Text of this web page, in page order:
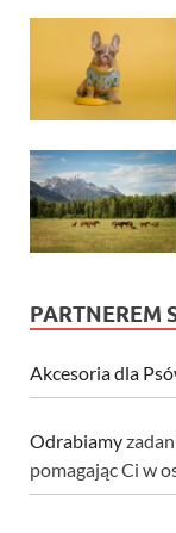
PARTNEREM
Akcesoria dla
Odrabiamy
pomagając Ci w